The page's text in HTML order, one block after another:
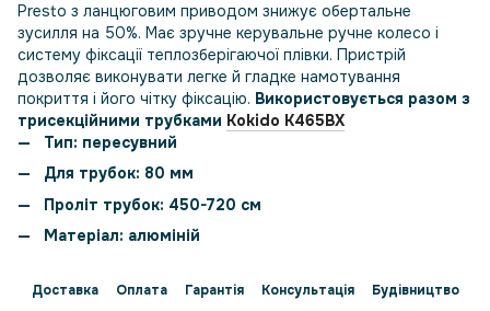
Presto з ланцюговим приводом знижує обертальне
зусилля на 50%. Має зручне керувальне ручне колесо і
систему фіксації теплозберігаючої плівки. Пристрій
дозволяє виконувати легке й гладке намотування
покриття і його чітку фіксацію. Використовується разом з
трисекційними трубками Kokido K465BX
Тип: пересувний
Для трубок: 80 мм
Проліт трубок: 450-720 см
Матеріал: алюміній
Доставка Оплата Гарантія Консультація Будівництво